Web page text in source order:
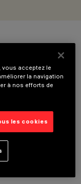
vous acceptez le
la navigation
à nos efforts de
les cookies